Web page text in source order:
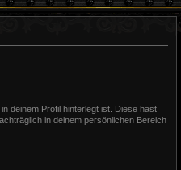
deinem Profil hinterlegt ist. Diese hast
in deinem persönlichen Bereich